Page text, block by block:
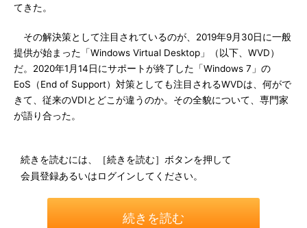
てきた。
その解決策として注目されているのが、2019年9月30日に一般
提供が始まった「Windows Virtual Desktop」（以下、WVD）
だ。2020年1月14日にサポートが終了した「Windows 7」の
EoS（End of Support）対策としても注目されるWVDは、何がで
きて、従来のVDIとどこが違うのか。その全貌について、専門家
が語り合った。
続きを読むには、［続きを読む］ボタンを押して
会員登録あるいはログインしてください。
続きを読む